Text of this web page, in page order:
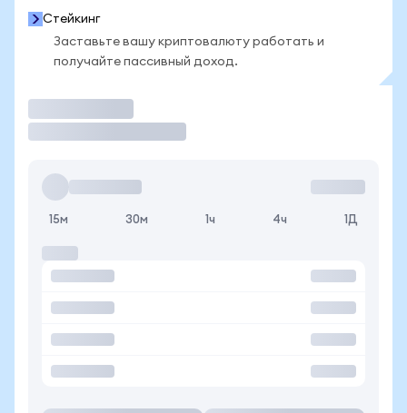
Стейкинг
Заставьте вашу криптовалюту работать и
получайте пассивный доход.
15м 30м 1ч 4ч 1Д